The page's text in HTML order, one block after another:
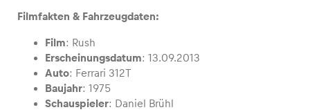
Business
Filmfakten & Fahrzeugdaten:
Film: Rush
Erscheinungsdatum: 13.09.2013
Auto: Ferrari 312T
Baujahr: 1975
Schauspieler: Daniel Brühl